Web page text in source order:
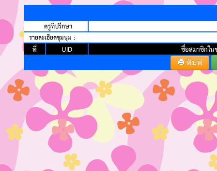
ครูที่ปรึกษา
รายละเอียดชุมนุม :
ที่ UID ชื่อสมาชิกใ
พิมพ์